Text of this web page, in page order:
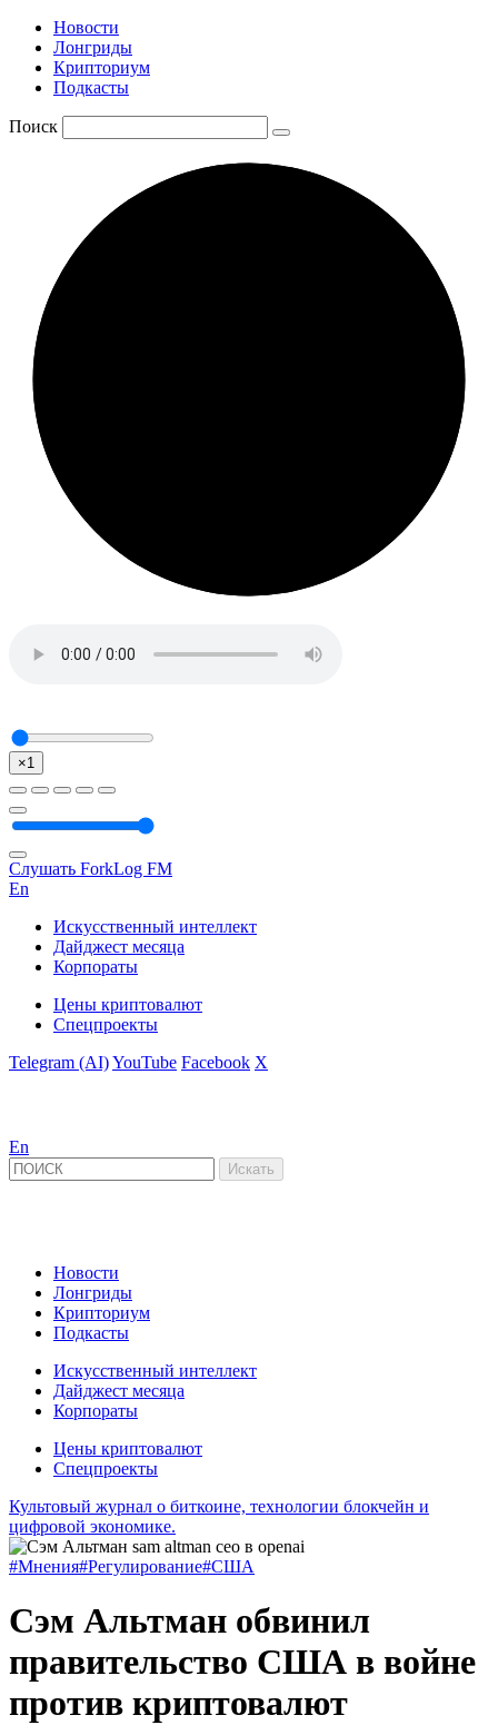
Новости
Лонгриды
Крипториум
Подкасты
Поиск
×1
Слушать ForkLog FM
En
Искусственный интеллект
Дайджест месяца
Корпораты
Цены криптовалют
Спецпроекты
Telegram (AI)YouTube Facebook X
En
Новости
Лонгриды
Крипториум
Подкасты
Искусственный интеллект
Дайджест месяца
Корпораты
Цены криптовалют
Спецпроекты
Культовый журнал о биткоине, технологии блокчейн и
цифровой экономике.
#Мнения#Регулирование#США
Сэм Альтман обвинил
правительство США в войне
против криптовалют